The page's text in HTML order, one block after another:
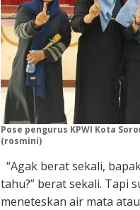
Pose pengurus KPWI Kota
(rosmini)
“Agak berat sekali,
tahu?” berat sekali. Tapi
meneteskan air mata